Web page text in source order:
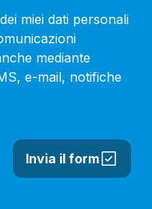
miei dati personali
mediante
e-mail, notifiche
Invia il form